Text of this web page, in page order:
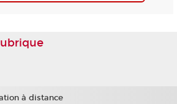
à distance